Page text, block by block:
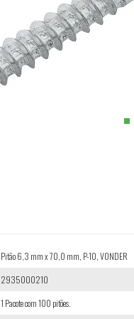
Pitão 6,3 mm x 70,0 mm, P-10, VONDER
2935000210
1 Pacote com 100 pitões.